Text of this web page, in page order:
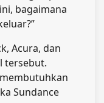
bagaimana
Acura, dan
tersebut.
Sundance